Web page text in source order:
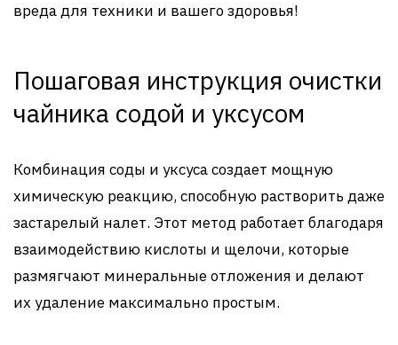
вреда для техники и вашего здоровья!
Пошаговая инструкция очистки
чайника содой и уксусом
Комбинация соды и уксуса создает мощную
химическую реакцию, способную растворить даже
застарелый налет. Этот метод работает благодаря
взаимодействию кислоты и щелочи, которые
размягчают минеральные отложения и делают
их удаление максимально простым.